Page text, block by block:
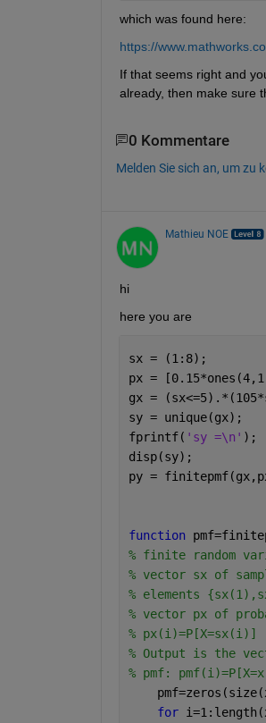
which was found here:
https://
If that seems right and
already, then make sure
0 Kommentare
Melden Sie sich an, um zu
Mathieu NOE
hi
here you are
sx = (1:8);
px =
gx =
sy = unique(gx);
fprintf( 'sy =\n' );
disp(sy);
py =
function
% finite random
% vector sx of
% elements
% vector px of
% px(i)=P[X=sx(i)]
% Output is the
% pmf:
for